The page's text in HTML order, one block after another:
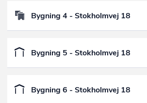
Bygning 4 - Stokholmvej 18
Bygning 5 - Stokholmvej 18
Bygning 6 - Stokholmvej 18